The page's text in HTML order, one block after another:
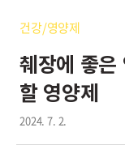
건강/영양제
췌장에 좋은
할 영양제
2024. 7. 2.